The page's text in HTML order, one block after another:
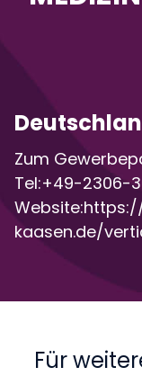
Zum
Tel:+49-2306-
kaasen.de/
Für